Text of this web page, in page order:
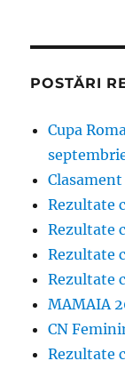
POSTĂRI
Cupa
Rezultate
Rezultate
Rezultate
Rezultate
MAMAIA
CN
Rezultate